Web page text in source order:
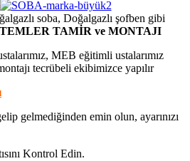
soba, Doğalgazlı şofben gibi
TAMİR ve MONTAJI
MEB eğitimli ustalarımız
tecrübeli ekibimizce yapılır
gelmediğinden emin olun, ayarınızı
Kontrol Edin.